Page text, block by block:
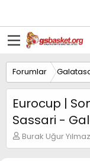
Forumlar
Eurocup |
Sassari -
K
o
Burak Uğur Yılmaz